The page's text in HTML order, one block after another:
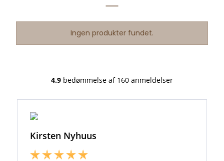
Ingen produkter fundet.